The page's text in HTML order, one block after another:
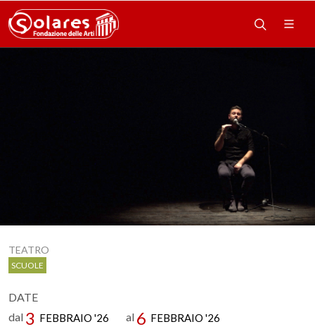
TEATRO
SCUOLE
DATE
dal 3 FEBBRAIO '26
al 6 FEBBRAIO '26